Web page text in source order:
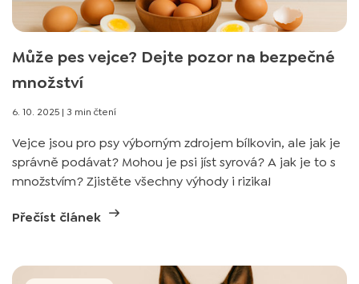
Může pes vejce? Dejte pozor na bezpečné
množství
6. 10. 2025 | 3 min čtení
Vejce jsou pro psy výborným zdrojem bílkovin, ale jak je
správně podávat? Mohou je psi jíst syrová? A jak je to s
množstvím? Zjistěte všechny výhody i rizika!
Přečíst článek